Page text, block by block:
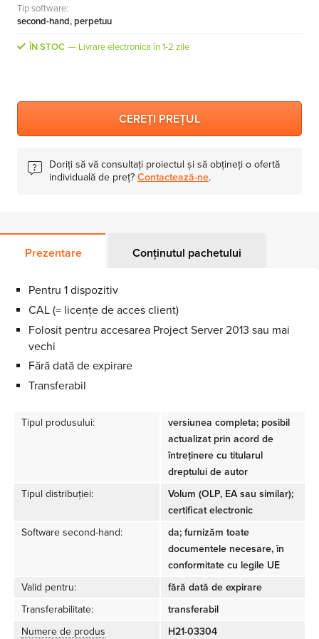
MS Skype for Business Server
Tip software:
second-hand, perpetuu
ÎN STOC Livrare electronica în 1-2 zile
CEREȚI PREȚUL
Doriți să vă consultați proiectul și să obțineți o ofertă
individuală de preț? Contactează-ne.
Prezentare Conținutul pachetului
Pentru 1 dispozitiv
CAL (= licențe de acces client)
Folosit pentru accesarea Project Server 2013 sau mai
vechi
Fără dată de expirare
Transferabil
Tipul produsului:
versiunea completa; posibil
actualizat prin acord de
întreținere cu titularul
dreptului de autor
Tipul distribuției:
Volum (OLP, EA sau similar);
certificat electronic
Software second-hand:
da; furnizăm toate
documentele necesare, în
conformitate cu legile UE
Valid pentru:
fără dată de expirare
Transferabilitate:
transferabil
Numere de produs
H21-03304